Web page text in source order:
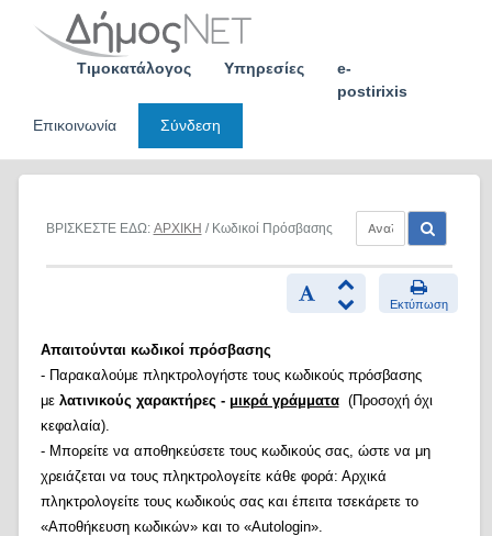
Τιμοκατάλογος Υπηρεσίες
e-
postirixis
Επικοινωνία
Σύνδεση
ΒΡΙΣΚΕΣΤΕ ΕΔΩ: ΑΡΧΙΚΗ / Κωδικοί Πρόσβασης
Εκτύπωση
Απαιτούνται κωδικοί πρόσβασης
- Παρακαλούμε πληκτρολογήστε τους κωδικούς πρόσβασης
με λατινικούς χαρακτήρες - μικρά γράμματα(Προσοχή όχι
κεφαλαία).
- Μπορείτε να αποθηκεύσετε τους κωδικούς σας, ώστε να μη
χρειάζεται να τους πληκτρολογείτε κάθε φορά: Αρχικά
πληκτρολογείτε τους κωδικούς σας και έπειτα τσεκάρετε το
«Αποθήκευση κωδικών» και το «Autologin».